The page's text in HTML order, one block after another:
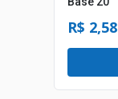
R$ 2,58